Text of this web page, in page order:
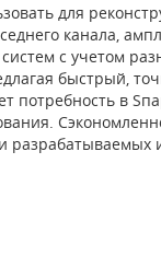
для
канала,
с учетом
быстрый,
потребность в
разрабатываемых